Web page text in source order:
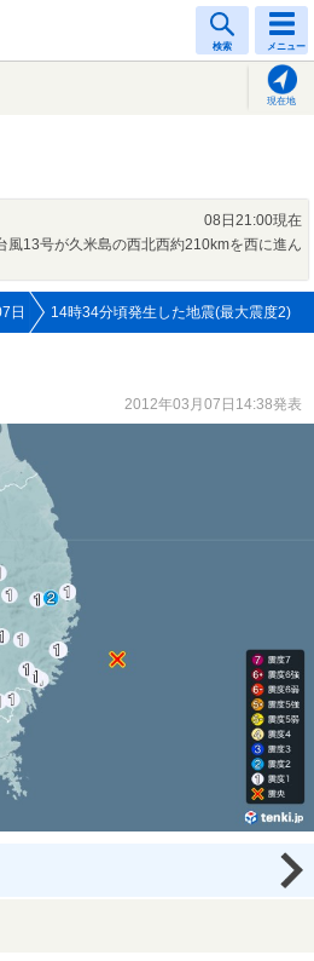
検索 メニュー
現在地
08日21:00現在
風13号が久米島の西北西約210kmを西に進ん
日 14時34分頃発生した地震(最大震度2)
2012年03月07日14:38発表